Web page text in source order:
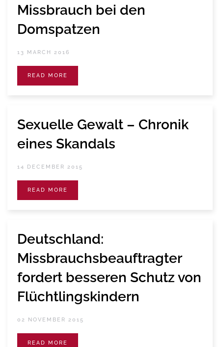
Missbrauch bei den
Domspatzen
13 MARCH 2016
READ MORE
Sexuelle Gewalt – Chronik
eines Skandals
14 DECEMBER 2015
READ MORE
Deutschland:
Missbrauchsbeauftragter
fordert besseren Schutz von
Flüchtlingskindern
02 NOVEMBER 2015
READ MORE